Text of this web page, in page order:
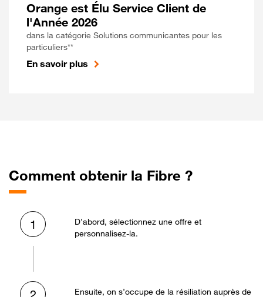
Orange est Élu Service Client de
l'Année 2026
dans la catégorie Solutions communicantes pour les
particuliers**
En savoir plus
Comment obtenir la Fibre ?
1
D’abord, sélectionnez une offre et
personnalisez-la.
Ensuite, on s’occupe de la résiliation auprès de